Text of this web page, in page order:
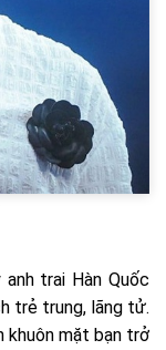
trai Hàn Quốc
trẻ trung, lãng tử.
khuôn mặt bạn trở